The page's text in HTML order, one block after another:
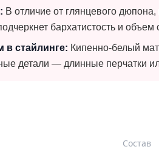
В отличие от глянцевого
бархатистость и объем
в стайлинге: Кипенно-белый
детали — длинные перчатки
Состав